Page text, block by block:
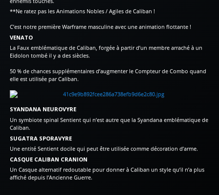
**Ne ratez pas les Animations Nobles / Agiles de Caliban !
C’est notre première Warframe masculine avec une animation flottante !
VENATO
La Faux emblématique de Caliban, forgée à partir d’un membre arraché à un
Eidolon tombé il y a des siècles.
50 % de chances supplémentaires d’augmenter le Compteur de Combo quand
elle est utilisée par Caliban.
SYANDANA NEUROVYRE
Un symbiote spinal Sentient qui n’est autre que la Syandana emblématique de
Caliban.
SUGATRA SPORAVYRE
Une entité Sentient docile qui peut être utilisée comme décoration d’arme.
CASQUE CALIBAN CRANION
Un Casque alternatif redoutable pour donner à Caliban un style qu’il n’a plus
affiché depuis l’Ancienne Guerre.